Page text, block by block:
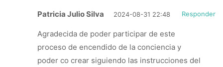
Patricia Julio Silva 2024-08-31 22:48 Responder
Agradecida de poder participar de este
proceso de encendido de la conciencia y
poder co crear siguiendo las instrucciones del